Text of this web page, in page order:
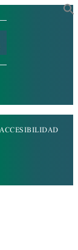
ACCESIBILIDAD